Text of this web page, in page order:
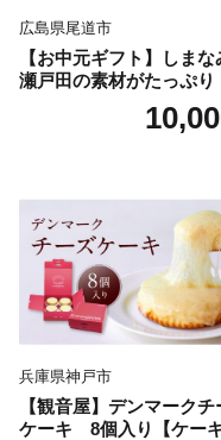
広島県尾道市
【お中元ギフト】しまな
瀬戸田の素材がたっぷり
兵庫県神戸市
【観音屋】デンマークチ
ケーキ 8個入り【ケー